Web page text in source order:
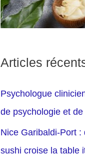
Articles
Psychologue
de psychologie et
Nice Garibaldi-Port :
sushi croise la table